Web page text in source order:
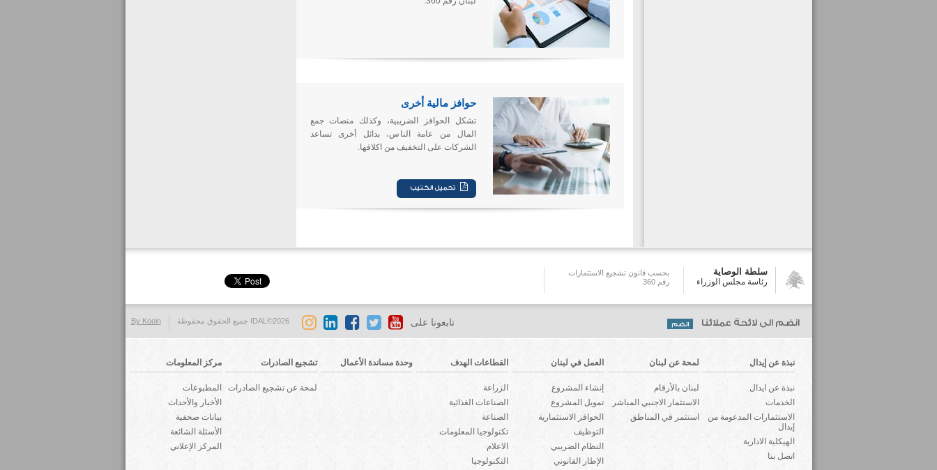
حوافز مالية أخرى
تشكل الحوافز الضريبية، وكذلك منصات جمع
المال من عامة الناس، بدائل أخرى تساعد
الشركات على التخفيف من اكلافها.
سلطة الوصاية
رئاسة مجلس الوزراء
بحسب قانون تشجيع الاستثمارات
رقم 360
By Koein IDAL©2026 جميع الحقوق محفوظة انضم الى لائحة عملائنا تابعونا على
نبذة عن إيدال
نبذة عن ايدال
الخدمات
الاستثمارات المدعومة من
إيدال
الهيكلية الادارية
اتصل بنا
لمحة عن لبنان
لبنان بالأرقام
الاستثمار الاجنبي المباشر
استثمر في المناطق
العمل في لبنان
إنشاء المشروع
تمويل المشروع
الحوافز الاستثمارية
التوظيف
النظام الضريبي
الإطار القانوني
القطاعات الهدف
الزراعة
الصناعات الغذائية
الصناعة
تكنولوجيا المعلومات
الاعلام
التكنولوجيا
وحدة مساندة الأعمال تشجيع الصادرات
لمحة عن تشجيع الصادرات
مركز المعلومات
المطبوعات
الأخبار والأحداث
بيانات صحفية
الأسئلة الشائعة
المركز الإعلاني